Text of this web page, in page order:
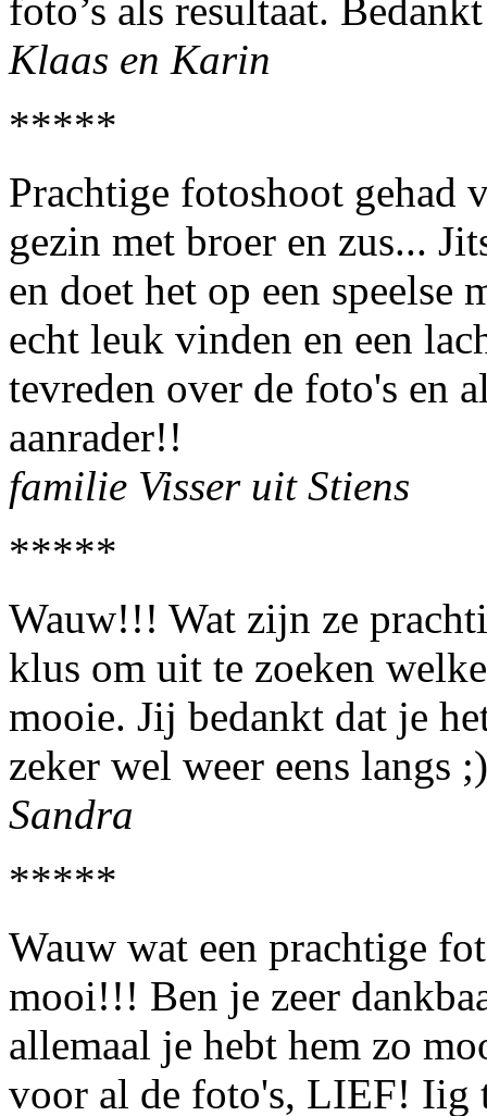
foto’s als resultaat.
Klaas en Karin
*****
Prachtige fotoshoot gehad
gezin met broer en zus...
en doet het op een speelse
echt leuk vinden en een
tevreden over de foto's en
aanrader!!
familie Visser uit Stiens
*****
Wauw!!! Wat zijn ze
klus om uit te zoeken
mooie. Jij bedankt dat je
zeker wel weer eens langs ;)
Sandra
*****
Wauw wat een prachtige
mooi!!! Ben je zeer
allemaal je hebt hem zo
voor al de foto's, LIEF! Iig